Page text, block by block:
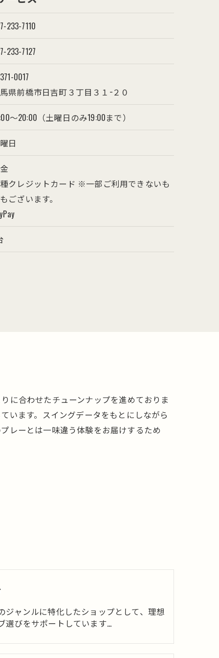
233-7110
233-7127
0017
県前橋市日吉町３丁目３１−２０
～20:00（土曜日のみ19:00まで）
日
クレジットカード ※一部ご利用できないも
ございます。
に合わせたチューンナップを進めておりま
います。スイングデータをもとにしながら
レーとは一味違う体験をお届けするため
ジャンルに特化したショップとして、理想
選びをサポートしています…